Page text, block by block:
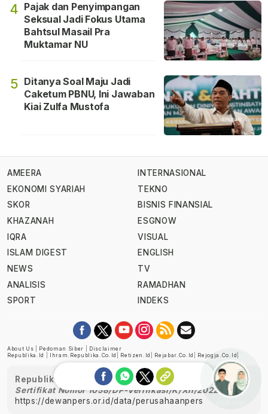
4 Pajak dan Penyimpangan
Seksual Jadi Fokus Utama
Bahtsul Masail Pra
Muktamar NU
5 Ditanya Soal Maju Jadi
Caketum PBNU, Ini Jawaban
Kiai Zulfa Mustofa
AMEERA
EKONOMI SYARIAH
SKOR
KHAZANAH
IQRA
ISLAM DIGEST
NEWS
ANALISIS
SPORT
INTERNASIONAL
TEKNO
BISNIS FINANSIAL
ESGNOW
VISUAL
ENGLISH
TV
RAMADHAN
INDEKS
About Us Pedoman Siber
Disclaimer
Republika.id
Ihram.republika.co.id Retizen.id Rejabar.co.id Rejogja.co.id
Republika telah diverifikasi oleh Dewan Pers
Sertifikat Nomor 1058/DP-Verifikasi/K/XII/2022
https://dewanpers.or.id/data/perusahaanpers